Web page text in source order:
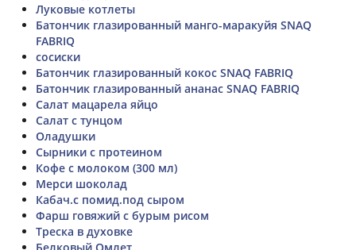
Луковые котлеты
Батончик глазированный манго-маракуйя SNAQ
FABRIQ
сосиски
Батончик глазированный кокос SNAQ FABRIQ
Батончик глазированный ананас SNAQ FABRIQ
Салат мацарела яйцо
Салат с тунцом
Оладушки
Сырники с протеином
Кофе с молоком (300 мл)
Мерси шоколад
Кабач.с помид.под сыром
Фарш говяжий с бурым рисом
Треска в духовке